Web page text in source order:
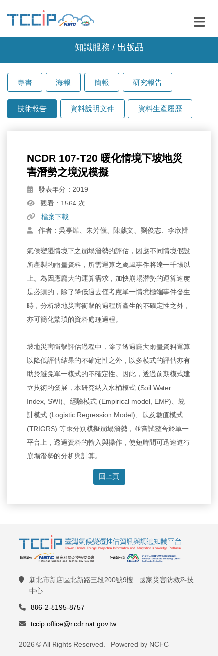
知識服務 / 出版品
專書 海報 簡報 研究報告
技術報告 資料說明文件 資料生產履歷
NCDR 107-T20 暖化情境下坡地災
害潛勢之境況模擬
發表年分：2019
觀看：1564 次
檔案下載
作者：吳亭燁、朱芳儀、陳麒文、劉俊志、李欣輯
氣候變遷情境下之崩塌潛勢的評估，因應不同情境假設
所產製的雨量資料，所需運算之颱風事件將達一千場以
上。為因應龐大的運算需求，加快崩塌潛勢的運算速度
是必須的，除了降低過去僅考慮單一情境極端事件發生
時，分析坡地災害衝擊的過程所產生的不確定性之外，
亦可簡化繁瑣的資料處理過程。
坡地災害衝擊評估過程中，除了透過龐大雨量資料運算
以降低評估結果的不確定性之外，以多模式的評估亦有
助於避免單一模式的不確定性。因此，透過前期模式建
立技術的發展，本研究納入水桶模式 (Soil Water
Index, SWI)、經驗模式 (Empirical model, EMP)、統
計模式 (Logistic Regression Model)、以及數值模式
(TRIGRS) 等來分別模擬崩塌潛勢，並嘗試整合於單一
平台上，透過資料的輸入與操作，使短時間可迅速進行
崩塌潛勢的分析與計算。
回上頁
新北市新店區北新路三段200號9樓 國家災害防救科技
中心
886-2-8195-8757
tccip.office@ncdr.nat.gov.tw
2026 © All Rights Reserved. Powered by NCHC